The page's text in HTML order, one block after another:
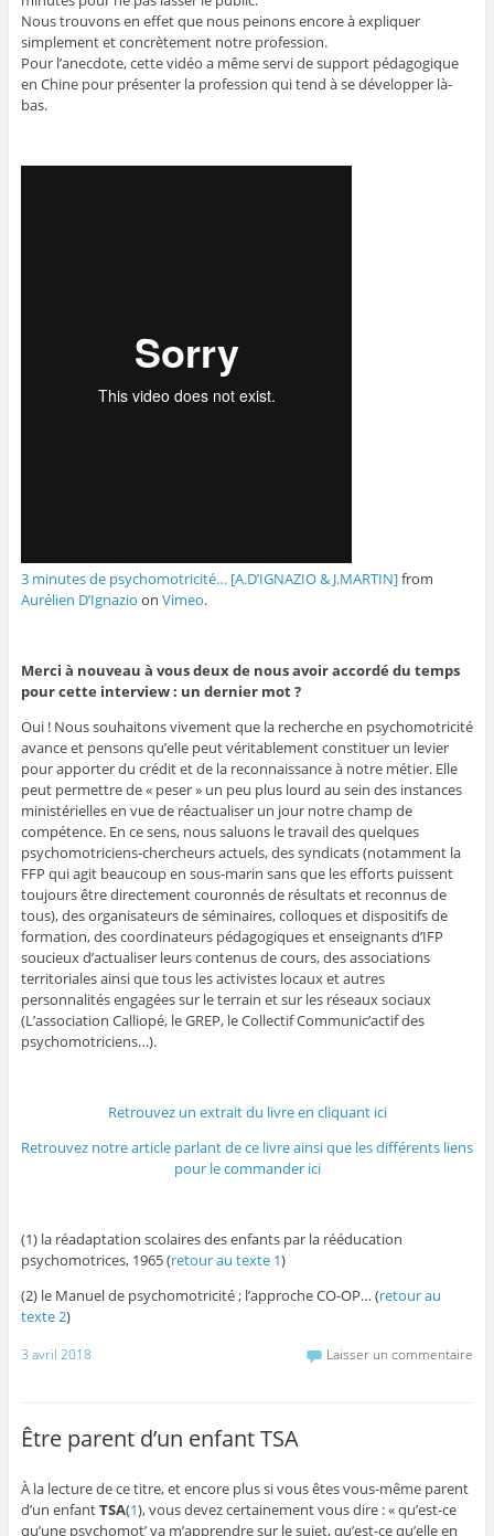
Nous trouvons en effet que nous peinons encore à expliquer
simplement et concrètement notre profession.
Pour l’anecdote, cette vidéo a même servi de support pédagogique
en Chine pour présenter la profession qui tend à se développer là-
bas.
3 minutes de psychomotricité… [A.D’IGNAZIO & J.MARTIN]from
Aurélien D’Ignazio on Vimeo.
Merci à nouveau à vous deux de nous avoir accordé du temps
pour cette interview : un dernier mot ?
Oui ! Nous souhaitons vivement que la recherche en psychomotricité
avance et pensons qu’elle peut véritablement constituer un levier
pour apporter du crédit et de la reconnaissance à notre métier. Elle
peut permettre de « peser » un peu plus lourd au sein des instances
ministérielles en vue de réactualiser un jour notre champ de
compétence. En ce sens, nous saluons le travail des quelques
psychomotriciens-chercheurs actuels, des syndicats (notamment la
FFP qui agit beaucoup en sous-marin sans que les efforts puissent
toujours être directement couronnés de résultats et reconnus de
tous), des organisateurs de séminaires, colloques et dispositifs de
formation, des coordinateurs pédagogiques et enseignants d’IFP
soucieux d’actualiser leurs contenus de cours, des associations
territoriales ainsi que tous les activistes locaux et autres
personnalités engagées sur le terrain et sur les réseaux sociaux
(L’association Calliopé, le GREP, le Collectif Communic’actif des
psychomotriciens…).
Retrouvez un extrait du livre en cliquant ici
Retrouvez notre article parlant de ce livre ainsi que les différents liens
pour le commander ici
(1) la réadaptation scolaires des enfants par la rééducation
psychomotrices, 1965 (retour au texte 1)
(2) le Manuel de psychomotricité ; l’approche CO-OP… (retour au
texte 2)
3 avril 2018 Laisser un commentaire
Être parent d’un enfant TSA
À la lecture de ce titre, et encore plus si vous êtes vous-même parent
d’un enfantTSA(1), vous devez certainement vous dire : « qu’est-ce
qu’une psychomot’ va m’apprendre sur le sujet, qu’est-ce qu’elle en